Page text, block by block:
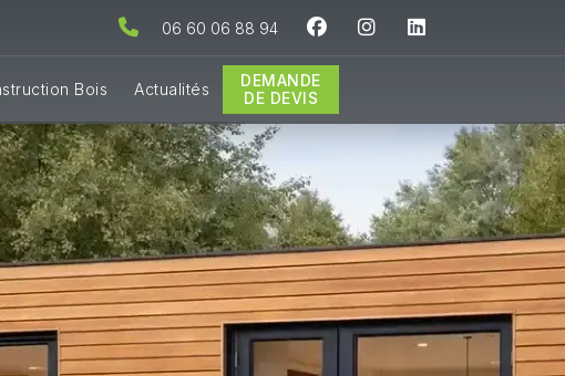
06 60 06 88 94
Bois Actualités
DEMANDE
DE DEVIS